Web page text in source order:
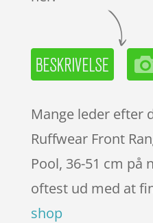
Mange leder efter
Ruffwear Front
Pool, 36-51 cm på
oftest ud med at
shop